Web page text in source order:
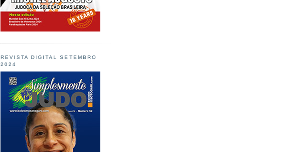
REVISTA DIGITAL SETEMBRO
2024